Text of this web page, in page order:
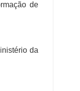
de
da